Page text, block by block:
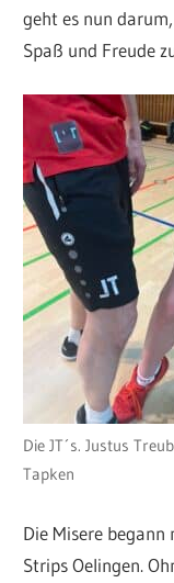
geht es nun
Spaß und Freude
Die JT´s. Justus
Tapken
Die Misere
Strips Oelingen.